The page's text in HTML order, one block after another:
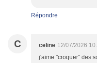
Répondre
C celine 12/07/2026
j'aime "croquer" des